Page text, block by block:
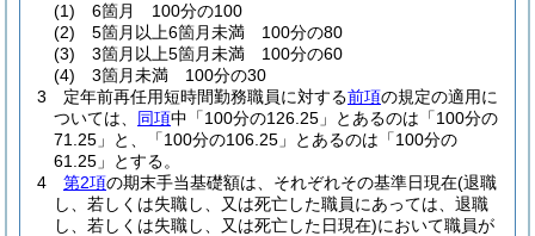
(1)
6箇月 100分の100
(2)
5箇月以上6箇月未満 100分の80
(3)
3箇月以上5箇月未満 100分の60
(4)
3箇月未満 100分の30
3
定年前再任用短時間勤務職員に対する前項の規定の適用に
ついては、 同項中「100分の126.25」とあるのは「100分の
71.25」と、「100分の106.25」とあるのは「100分の
61.25」とする。
4
第2項の期末手当基礎額は、それぞれその基準日現在(退職
し、若しくは失職し、又は死亡した職員にあっては、退職
し、若しくは失職し、又は死亡した日現在)において職員が